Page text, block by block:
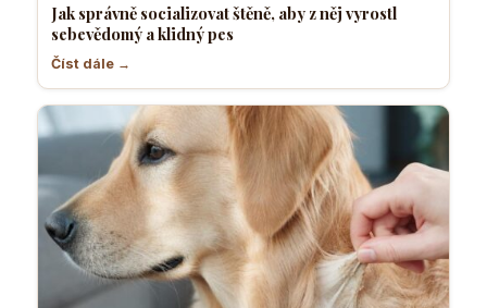
Jak správně socializovat štěně, aby z něj vyrostl
sebevědomý a klidný pes
Číst dále →